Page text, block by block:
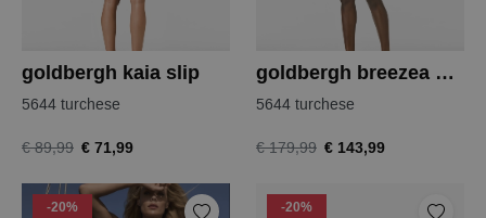
goldbergh kaia slip
5644 turchese
€ 89,99 € 71,99
goldbergh breezea badpak
5644 turchese
€ 179,99 € 143,99
-20% -20%